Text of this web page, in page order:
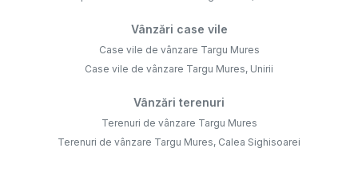
Vânzări case vile
Case vile de vânzare Targu Mures
Case vile de vânzare Targu Mures, Unirii
Vânzări terenuri
Terenuri de vânzare Targu Mures
Terenuri de vânzare Targu Mures, Calea Sighisoarei